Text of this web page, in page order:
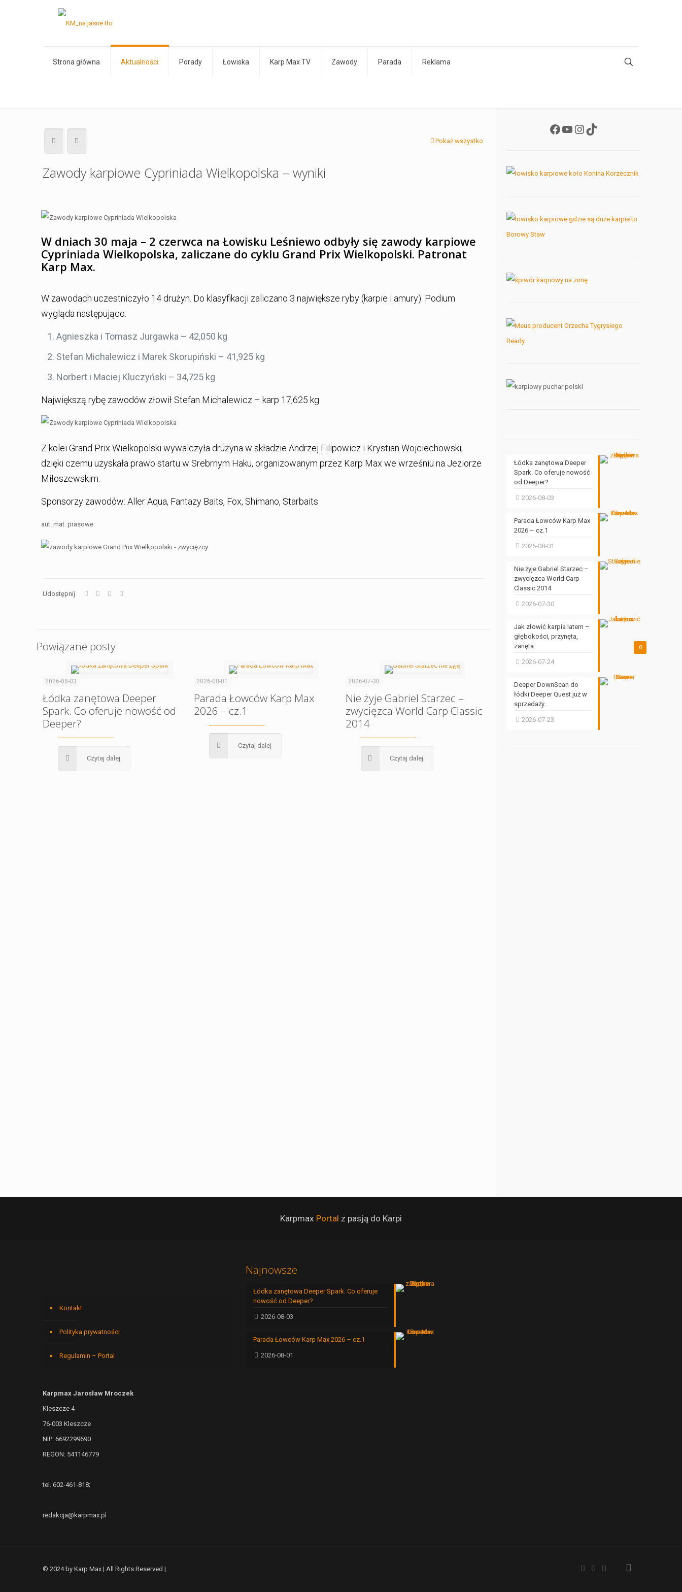
Strona główna Aktualności Porady Łowiska Karp Max TV Zawody Parada Reklama
Pokaż wszystko
Zawody karpiowe Cypriniada Wielkopolska – wyniki
W dniach 30 maja – 2 czerwca na Łowisku Leśniewo odbyły się zawody karpiowe
Cypriniada Wielkopolska, zaliczane do cyklu Grand Prix Wielkopolski. Patronat
Karp Max.
W zawodach uczestniczyło 14 drużyn. Do klasyfikacji zaliczano 3 największe ryby (karpie i amury). Podium
wygląda następująco:
Agnieszka i Tomasz Jurgawka – 42,050 kg
Stefan Michalewicz i Marek Skorupiński – 41,925 kg
Norbert i Maciej Kluczyński – 34,725 kg
Największą rybę zawodów złowił Stefan Michalewicz – karp 17,625 kg
Z kolei Grand Prix Wielkopolski wywalczyła drużyna w składzie Andrzej Filipowicz i Krystian Wojciechowski,
dzięki czemu uzyskała prawo startu w Srebrnym Haku, organizowanym przez Karp Max we wrześniu na Jeziorze
Miłoszewskim.
Sponsorzy zawodów: Aller Aqua, Fantazy Baits, Fox, Shimano, Starbaits
aut. mat. prasowe
Udostępnij
Powiązane posty
2026-08-03
Łódka zanętowa Deeper
Spark. Co oferuje nowość od
Deeper?
Czytaj dalej
2026-08-01
Parada Łowców Karp Max
2026 – cz.1
Czytaj dalej
2026-07-30
Nie żyje Gabriel Starzec –
zwycięzca World Carp Classic
2014
Czytaj dalej
Facebook
YouTube
Instagram
TikTok
Łódka zanętowa Deeper
Spark. Co oferuje nowość
od Deeper?
2026-08-03
Parada Łowców Karp Max
2026 – cz.1
2026-08-01
Nie żyje Gabriel Starzec –
zwycięzca World Carp
Classic 2014
2026-07-30
0
Jak złowić karpia latem –
głębokości, przynęta,
zanęta
2026-07-24
Deeper DownScan do
łódki Deeper Quest już w
sprzedaży.
2026-07-23
Karpmax Portal z pasją do Karpi
Kontakt
Polityka prywatności
Regulamin – Portal
Karpmax Jarosław Mroczek
Kleszcze 4
76-003 Kleszcze
NIP: 6692299690
REGON: 541146779
tel. 602-461-818;
redakcja@karpmax.pl
Najnowsze
Łódka zanętowa Deeper Spark. Co oferuje
nowość od Deeper?
2026-08-03
Parada Łowców Karp Max 2026 – cz.1
2026-08-01
© 2024 by Karp Max | All Rights Reserved |